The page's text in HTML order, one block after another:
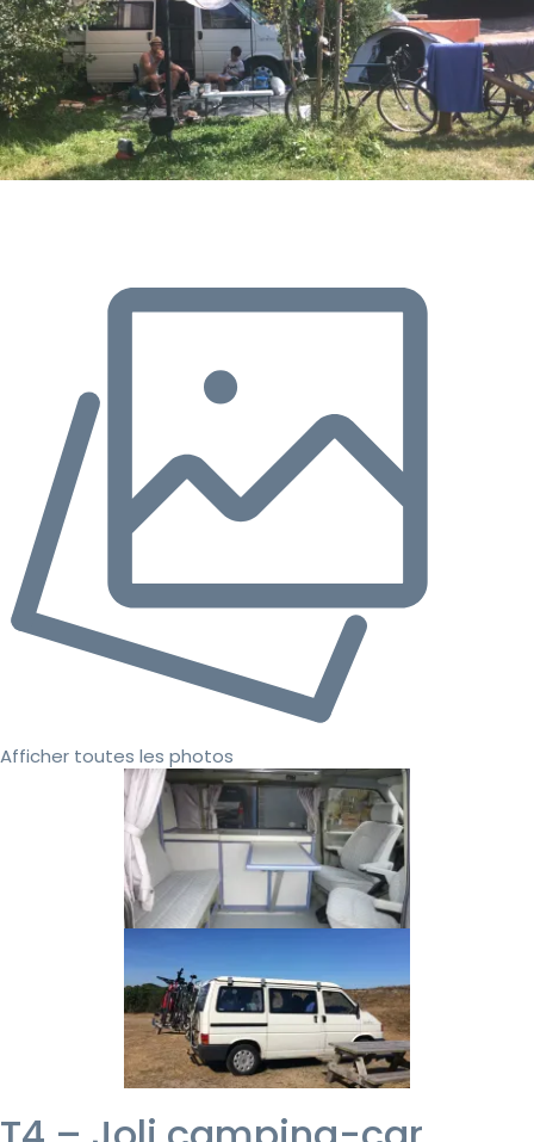
Afficher toutes les photos